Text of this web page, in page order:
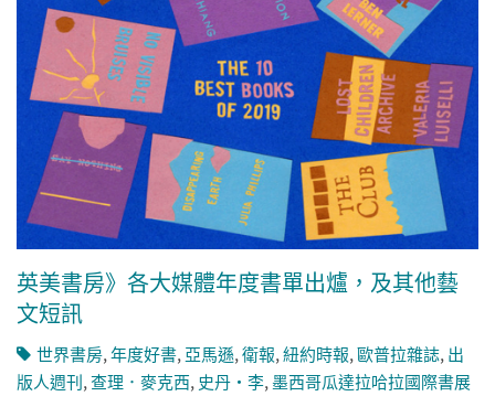
英美書房》各大媒體年度書單出爐，及其他藝
文短訊
世界書房,年度好書,亞馬遜,衛報,紐約時報,歐普拉雜誌,出
版人週刊,查理．麥克西,史丹・李,墨西哥瓜達拉哈拉國際書展